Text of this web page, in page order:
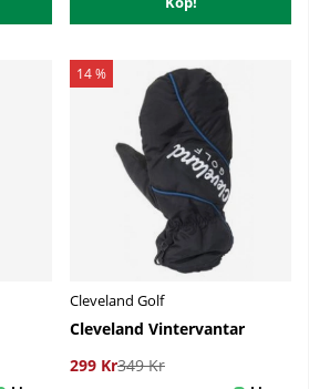
14 %
Cleveland Golf
Cleveland Vintervantar
299 Kr349 Kr